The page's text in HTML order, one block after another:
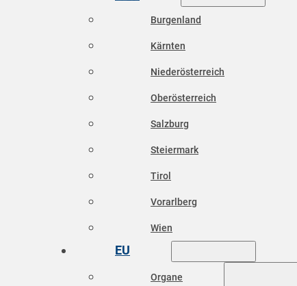
Burgenland
Kärnten
Niederösterreich
Oberösterreich
Salzburg
Steiermark
Tirol
Vorarlberg
Wien
EU
Organe